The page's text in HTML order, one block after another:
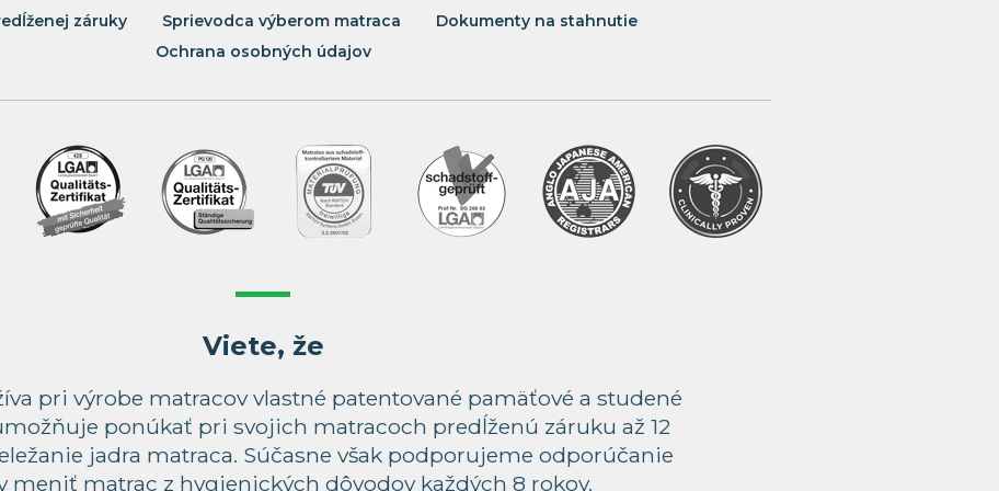
záruky Sprievodca výberom matraca
Dokumenty na stahnutie
Ochrana osobných údajov
Viete, že
pri výrobe matracov vlastné patentované pamäťové a studené
ponúkať pri svojich matracoch predĺženú záruku až 12
jadra matraca. Súčasne však podporujeme odporúčanie
meniť matrac z hygienických dôvodov každých 8 rokov.